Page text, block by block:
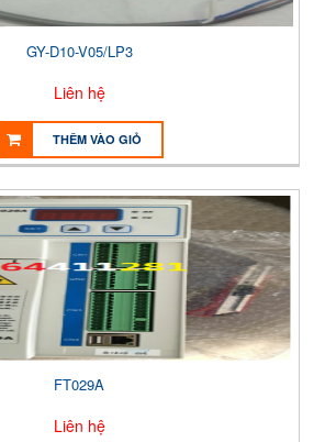
GY-D10-V05/LP3
Liên hệ
THÊM VÀO GIỎ
FT029A
Liên hệ